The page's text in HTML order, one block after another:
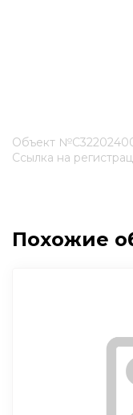
Объект
Ссылка на
Похожие